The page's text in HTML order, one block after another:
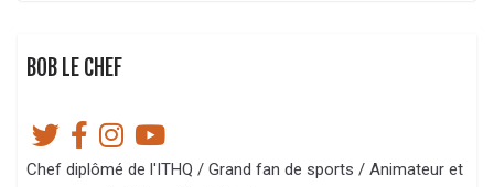
BOB LE CHEF
Chef diplômé de l'ITHQ / Grand fan de sports / Animateur et